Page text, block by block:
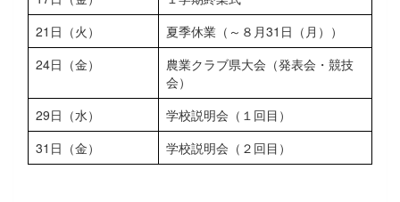
21日（火）
夏季休業（～８月31日（月））
24日（金）
農業クラブ県大会（発表会・競技
会）
29日（水）
学校説明会（１回目）
31日（金）
学校説明会（２回目）